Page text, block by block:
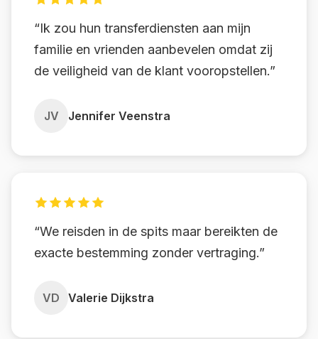
“Ik zou hun transferdiensten aan mijn
familie en vrienden aanbevelen omdat zij
de veiligheid van de klant vooropstellen.”
JV Jennifer Veenstra
“We reisden in de spits maar bereikten de
exacte bestemming zonder vertraging.”
VD Valerie Dijkstra